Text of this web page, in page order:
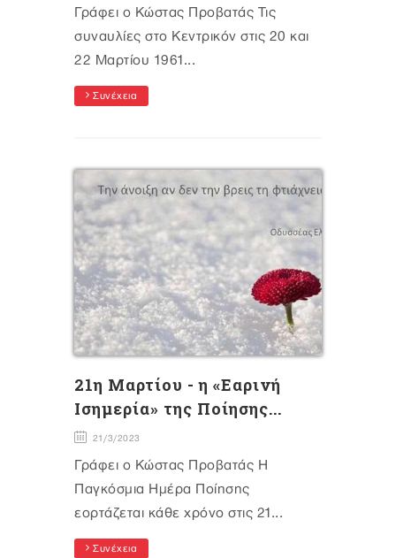
Γράφει ο Κώστας Προβατάς Τις
συναυλίες στο Κεντρικόν στις 20 και
22 Μαρτίου 1961...
Συνέχεια
21η Μαρτίου - η «Εαρινή
Ισημερία» της Ποίησης...
21/3/2023
Γράφει ο Κώστας Προβατάς Η
Παγκόσμια Ημέρα Ποίησης
εορτάζεται κάθε χρόνο στις 21...
Συνέχεια